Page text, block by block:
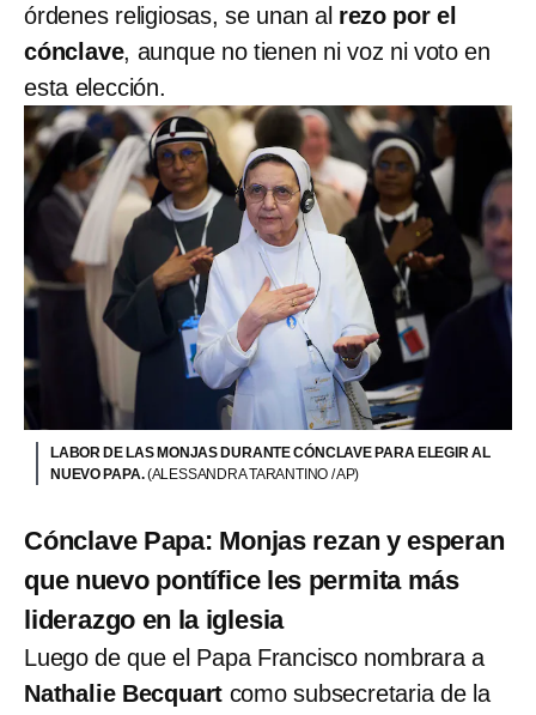
órdenes religiosas, se unan al rezo por el
cónclave, aunque no tienen ni voz ni voto en
esta elección.
LABOR DE LAS MONJAS DURANTE CÓNCLAVE PARA ELEGIR AL
NUEVO PAPA.(ALESSANDRA TARANTINO / AP)
Cónclave Papa: Monjas rezan y esperan
que nuevo pontífice les permita más
liderazgo en la iglesia
Luego de que el Papa Francisco nombrara a
Nathalie Becquart como subsecretaria de la